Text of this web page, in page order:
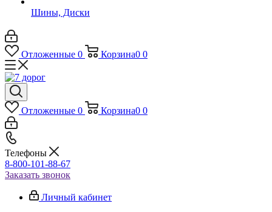
Шины, Диски
Отложенные 0 Корзина0 0
Отложенные 0 Корзина0 0
Телефоны
8-800-101-88-67
Заказать звонок
Личный кабинет